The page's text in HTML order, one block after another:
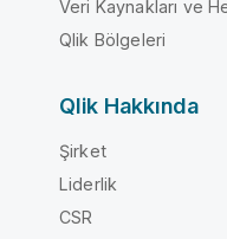
Veri Kaynakları ve
Qlik Bölgeleri
Qlik Hakkında
Şirket
Liderlik
CSR